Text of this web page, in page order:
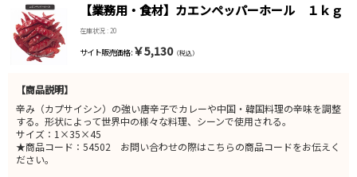
【業務用・食材】カエンペッパーホール １ｋｇ
在庫状況 : 20
サイト販売価格 : ￥5,130（税込）
【商品説明】
辛み（カプサイシン）の強い唐辛子でカレーや中国・韓国料理の辛味を調整
する。形状によって世界中の様々な料理、シーンで使用される。
サイズ：1×35×45
★商品コード：54502 お問い合わせの際はこちらの商品コードをお伝えく
ださい。